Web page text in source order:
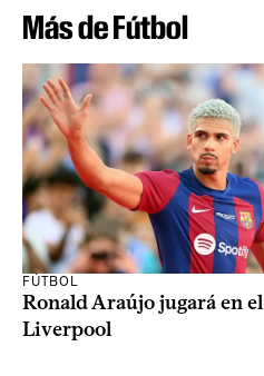
Más de Fútbol
FÚTBOL
Ronald Araújo jugará en el
Liverpool